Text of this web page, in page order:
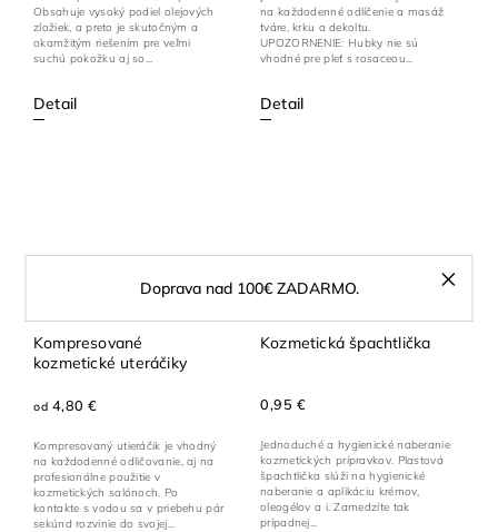
Doprava nad 100€ ZADARMO.
Detail
Obsahuje vysoký podiel olejových
zložiek, a preto je skutočným a
okamžitým riešením pre veľmi
suchú pokožku aj so...
Detail
na každodenné odlíčenie a masáž
tváre, krku a dekoltu.
UPOZORNENIE: Hubky nie sú
vhodné pre pleť s rosaceou...
Kompresované
kozmetické uteráčiky
od 4,80 €
Kompresovaný utieráčik je vhodný
na každodenné odličovanie, aj na
profesionálne použitie v
kozmetických salónoch. Po
kontakte s vodou sa v priebehu pár
sekúnd rozvinie do svojej...
Kozmetická špachtlička
0,95 €
Jednoduché a hygienické naberanie
kozmetických prípravkov. Plastová
špachtlička slúži na hygienické
naberanie a aplikáciu krémov,
oleogélov a i. Zamedzíte tak
prípadnej...